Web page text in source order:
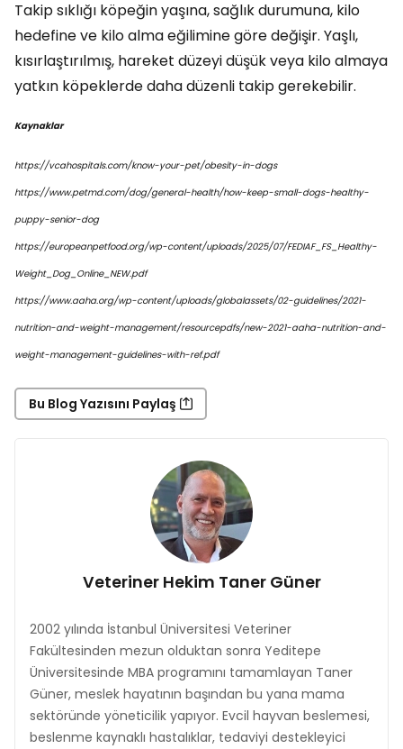
Takip sıklığı köpeğin yaşına, sağlık durumuna, kilo
hedefine ve kilo alma eğilimine göre değişir. Yaşlı,
kısırlaştırılmış, hareket düzeyi düşük veya kilo almaya
yatkın köpeklerde daha düzenli takip gerekebilir.
Kaynaklar
https://vcahospitals.com/know-your-pet/obesity-in-dogs
https://www.petmd.com/dog/general-health/how-keep-small-dogs-healthy-
puppy-senior-dog
https://europeanpetfood.org/wp-content/uploads/2025/07/FEDIAF_FS_Healthy-
Weight_Dog_Online_NEW.pdf
https://www.aaha.org/wp-content/uploads/globalassets/02-guidelines/2021-
nutrition-and-weight-management/resourcepdfs/new-2021-aaha-nutrition-and-
weight-management-guidelines-with-ref.pdf
Bu Blog Yazısını Paylaş
Veteriner Hekim Taner Güner
2002 yılında İstanbul Üniversitesi Veteriner
Fakültesinden mezun olduktan sonra Yeditepe
Üniversitesinde MBA programını tamamlayan Taner
Güner, meslek hayatının başından bu yana mama
sektöründe yöneticilik yapıyor. Evcil hayvan beslemesi,
beslenme kaynaklı hastalıklar, tedaviyi destekleyici